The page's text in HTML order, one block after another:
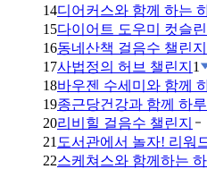
14디어커스와 함께 하는
15다이어트 도우미 컷슬
16동네산책 걸음수 챌린지
17사법정의 허브 챌린지 1
18바우젠 수세미와 함께
19종근당건강과 함께 하
20리비힐 걸음수 챌린지
21 도서관에서 놀자! 리워
22스케쳐스와 함께하는